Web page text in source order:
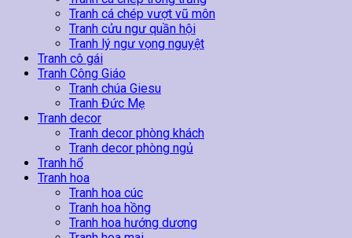
Tranh cá chép vượt vũ môn
Tranh cửu ngư quần hội
Tranh lý ngư vọng nguyệt
Tranh cô gái
Tranh Công Giáo
Tranh chúa Giesu
Tranh Đức Mẹ
Tranh decor
Tranh decor phòng khách
Tranh decor phòng ngủ
Tranh hổ
Tranh hoa
Tranh hoa cúc
Tranh hoa hồng
Tranh hoa hướng dương